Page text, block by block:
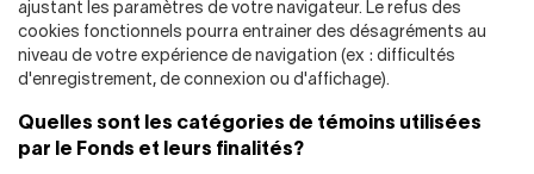
ajustant les paramètres de votre navigateur. Le refus des
cookies fonctionnels pourra entrainer des désagréments au
niveau de votre expérience de navigation (ex : difficultés
d'enregistrement, de connexion ou d'affichage).
Quelles sont les catégories de témoins utilisées
par le Fonds et leurs finalités?